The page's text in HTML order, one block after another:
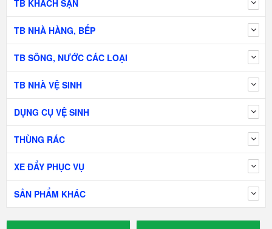
TB KHÁCH SẠN
TB NHÀ HÀNG, BẾP
TB SÔNG, NƯỚC CÁC LOẠI
TB NHÀ VỆ SINH
DỤNG CỤ VỆ SINH
THÙNG RÁC
XE ĐẨY PHỤC VỤ
SẢN PHẨM KHÁC